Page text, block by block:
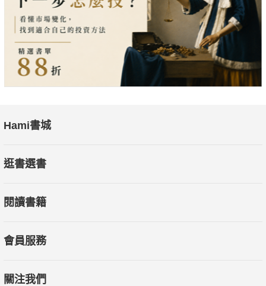
Hami書城
逛書選書
閱讀書籍
會員服務
關注我們